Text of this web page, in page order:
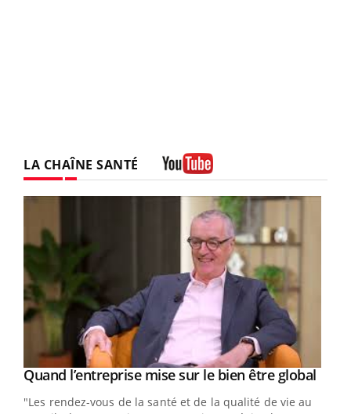
LA CHAÎNE SANTÉ
Youtube
Quand l’entreprise mise sur le bien être global
"Les rendez-vous de la santé et de la qualité de vie au